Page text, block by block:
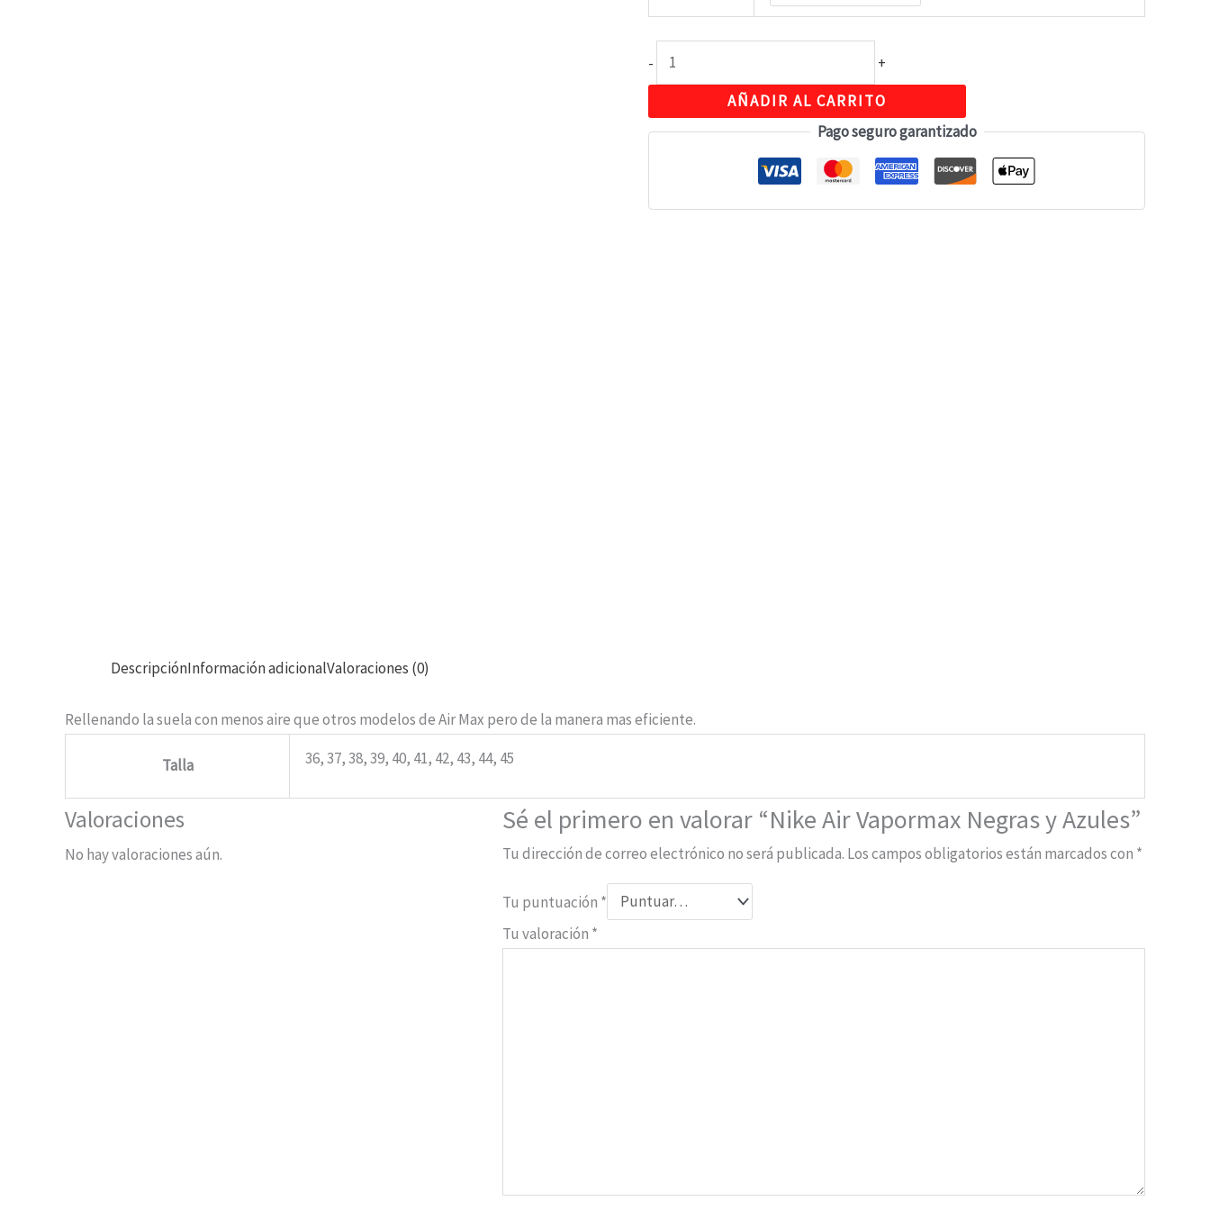
-
+
AÑADIR AL CARRITO
Pago seguro garantizado
DescripciónInformación adicionalValoraciones (0)
Rellenando la suela con menos aire que otros modelos de Air Max pero de la manera mas eficiente.
Talla 36, 37, 38, 39, 40, 41, 42, 43, 44, 45
Valoraciones
No hay valoraciones aún.
Sé el primero en valorar “Nike Air Vapormax Negras y Azules”
Tu dirección de correo electrónico no será publicada. Los campos obligatorios están marcados con *
Tu puntuación *
Tu valoración *